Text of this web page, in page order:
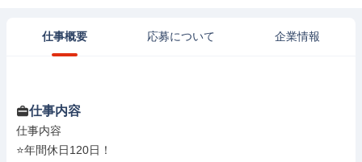
仕事概要 応募について 企業情報
仕事内容
仕事内容
⭐年間休日120日！